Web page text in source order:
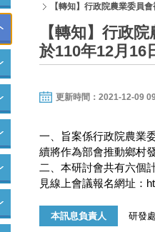
【轉知】行政院農業委員
【轉知】行政
於110年12月16
更新時間：2021-12-09
一、旨案係行政院農業
續將作為部會推動鄉村
二、本研討會共有六個
見線上會議報名網址：
本訊息負責人 研發